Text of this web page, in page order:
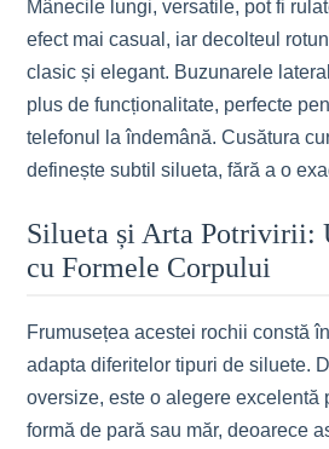
Mânecile lungi, versatile, pot fi
efect mai casual, iar decolteul
clasic și elegant. Buzunarele
plus de funcționalitate, perfecte
telefonul la îndemână. Cusătura
definește subtil silueta, fără a o
Silueta și Arta Potrivirii:
cu Formele Corpului
Frumusețea acestei rochii constă
adapta diferitelor tipuri de siluete.
oversize, este o alegere excelentă
formă de pară sau măr, deoarece